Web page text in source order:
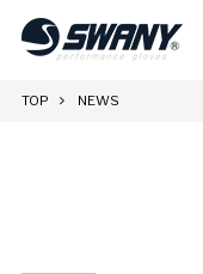
TOP NEWS